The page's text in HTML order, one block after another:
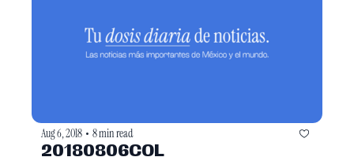
Aug 6, 2018 • 8 min read
20180806COL